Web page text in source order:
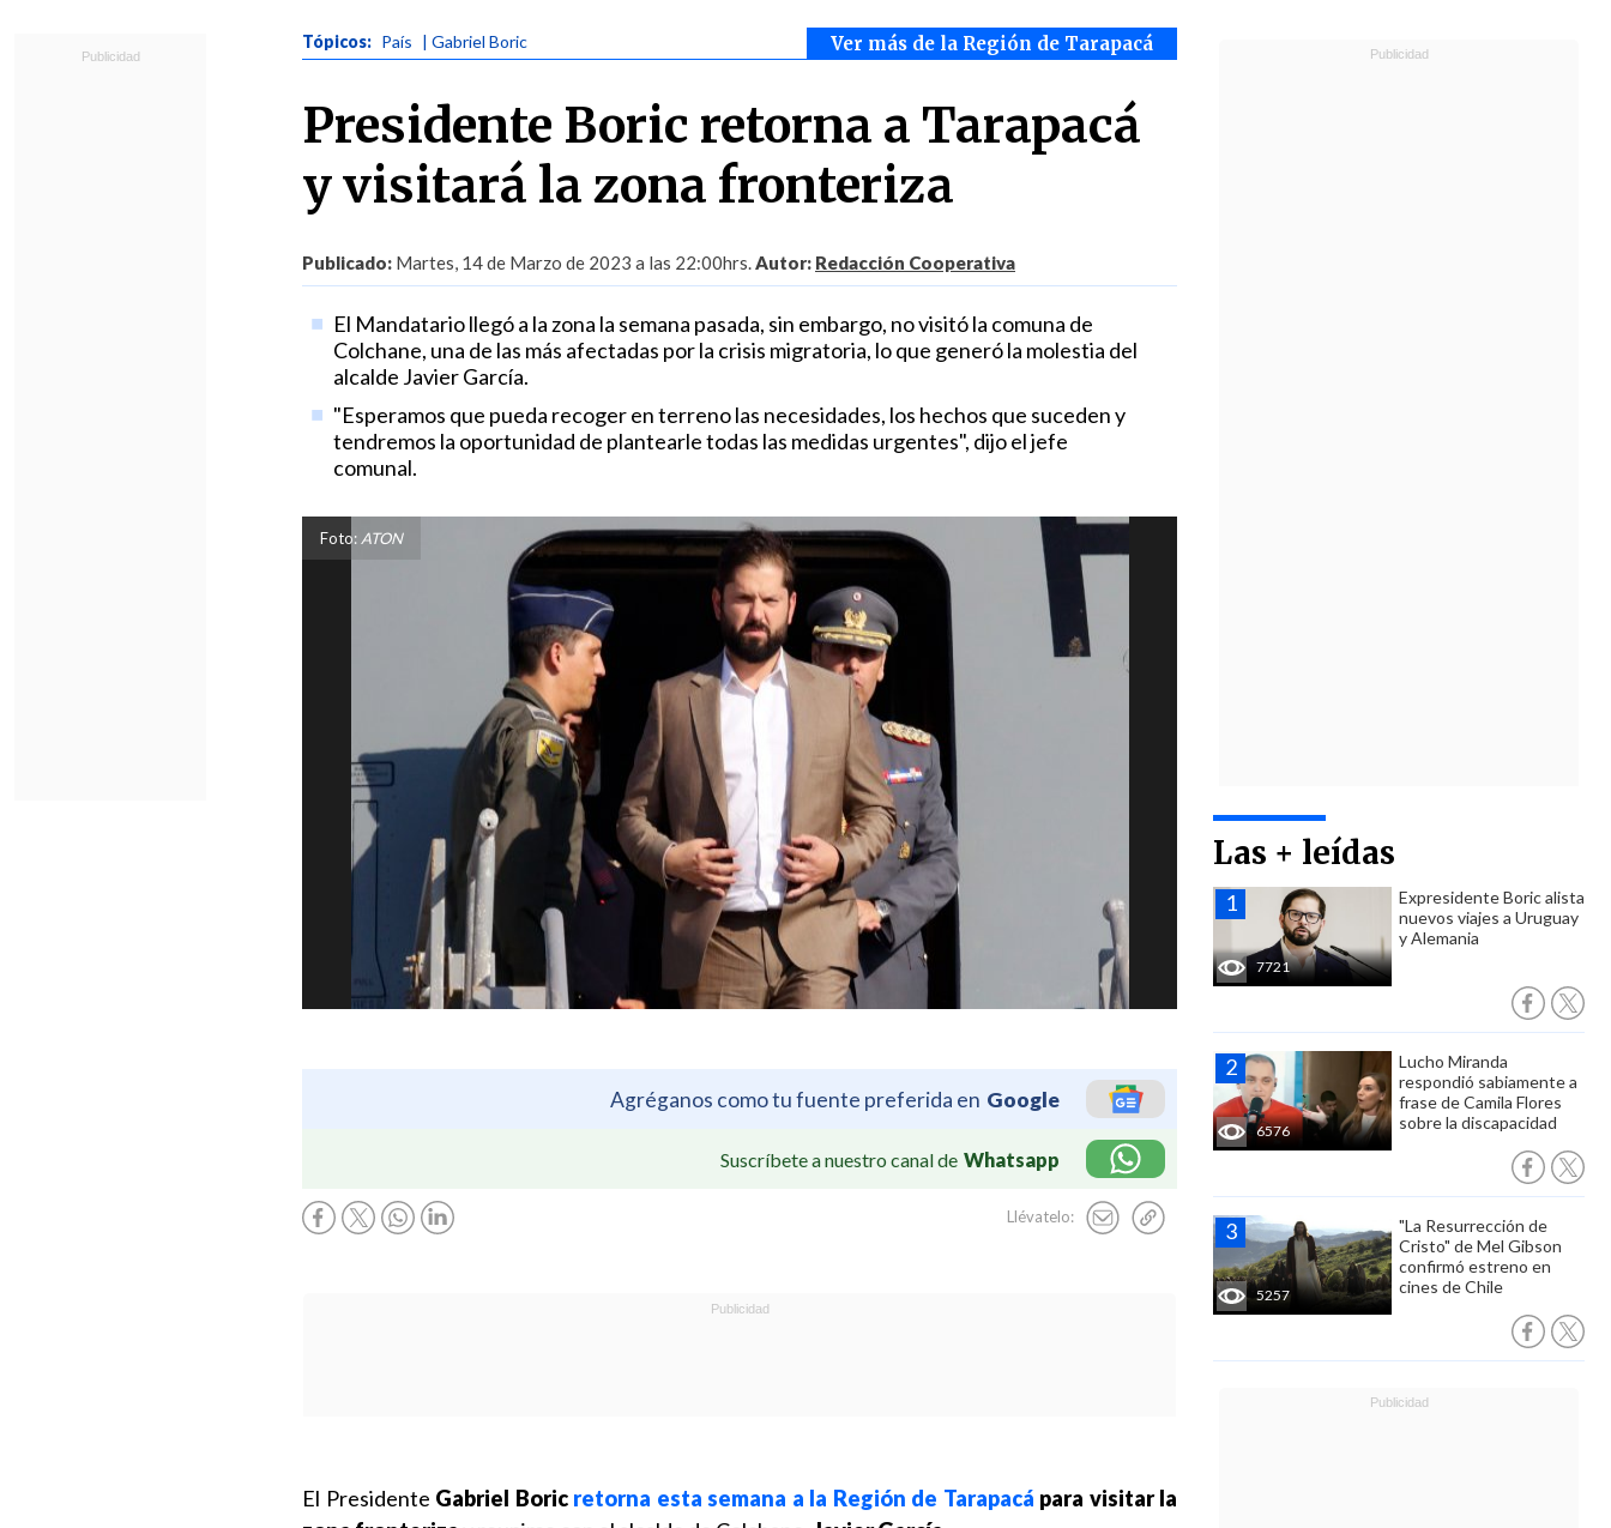
Ver más de la Región de Tarapacá
Tópicos: País | Gabriel Boric
Presidente Boric retorna a Tarapacá
y visitará la zona fronteriza
Publicado: Martes, 14 de Marzo de 2023 a las 22:00hrs.Autor: Redacción Cooperativa
El Mandatario llegó a la zona la semana pasada, sin embargo, no visitó la comuna de
Colchane, una de las más afectadas por la crisis migratoria, lo que generó la molestia del
alcalde Javier García.
"Esperamos que pueda recoger en terreno las necesidades, los hechos que suceden y
tendremos la oportunidad de plantearle todas las medidas urgentes", dijo el jefe
comunal.
Foto: ATON
Agréganos como tu fuente preferida en Google
Suscríbete a nuestro canal de Whatsapp
Llévatelo:
Las + leídas
7721
Expresidente Boric alista
nuevos viajes a Uruguay
y Alemania
6576
Lucho Miranda
respondió sabiamente a
frase de Camila Flores
sobre la discapacidad
5257
"La Resurrección de
Cristo" de Mel Gibson
confirmó estreno en
cines de Chile
El Presidente Gabriel Boric retorna esta semana a la Región de Tarapacá para visitar la